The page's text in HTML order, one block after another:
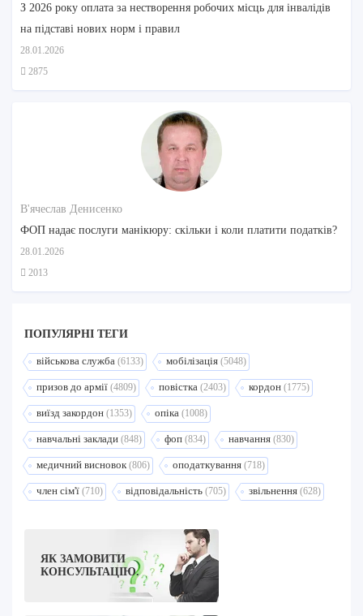
ПОПУЛЯРНI ТЕГИ
військова служба (6133) мобілізація (5048)
призов до армії (4809) повістка (2403) кордон (1775)
виїзд закордон (1353) опіка (1008)
навчальні заклади (848) фоп (834) навчання (830)
медичний висновок(806) оподаткування (718)
член сім'ї (710) відповідальність (705) звільнення (628)
ЯК ЗАМОВИТИ
КОНСУЛЬТАЦІЮ.
З 2026 року оплата за нестворення робочих місць для інвалідів
на підставі нових норм і правил
28.01.2026
2875
В'ячеслав Денисенко
ФОП надає послуги манікюру: скільки і коли платити податків?
28.01.2026
2013